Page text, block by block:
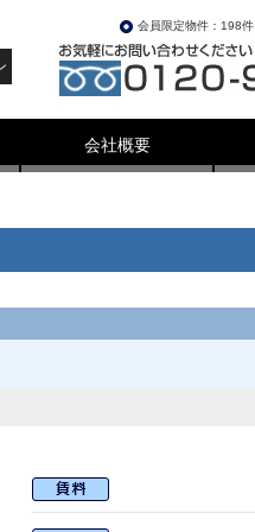
会員限定物件：198件
会社概要